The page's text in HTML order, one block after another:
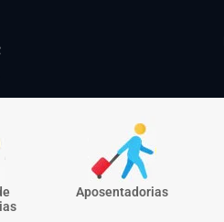
Aposentadorias